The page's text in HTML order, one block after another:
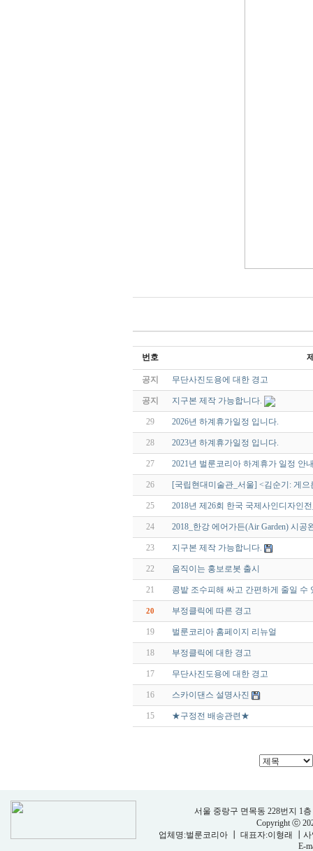
번호
공지 무단사진도용에 대한 경고
공지 지구본 제작 가능합니다.
29 2026년 하계휴가일정 입니다.
28 2023년 하계휴가일정 입니다.
27 2021년 벌룬코리아 하계휴가 일정 안
26 [국립현대미술관_서울] <김순기: 게
25 2018년 제26회 한국 국제사인디자인
24 2018_한강 에어가든(Air Garden) 시공
23 지구본 제작 가능합니다.
22 움직이는 홍보로봇 출시
21 콩밭 조수피해 싸고 간편하게 줄일 수
20 부정클릭에 따른 경고
19 벌룬코리아 홈페이지 리뉴얼
18 부정클릭에 대한 경고
17 무단사진도용에 대한 경고
16 스카이댄스 설명사진
15 ★구정전 배송관련★
서울 중랑구 면목동 228번지 1
Copyright ⓒ
업체명:벌룬코리아 ┃ 대표자:이형래 ┃사
E-